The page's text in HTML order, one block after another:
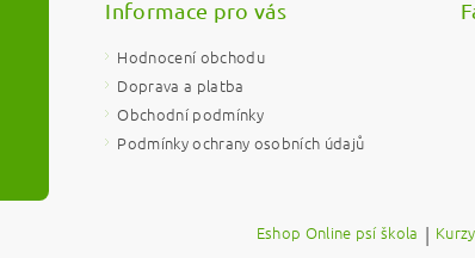
Informace pro vás
Hodnocení obchodu
Doprava a platba
Obchodní podmínky
Podmínky ochrany osobních údajů
Eshop Online psí škola |